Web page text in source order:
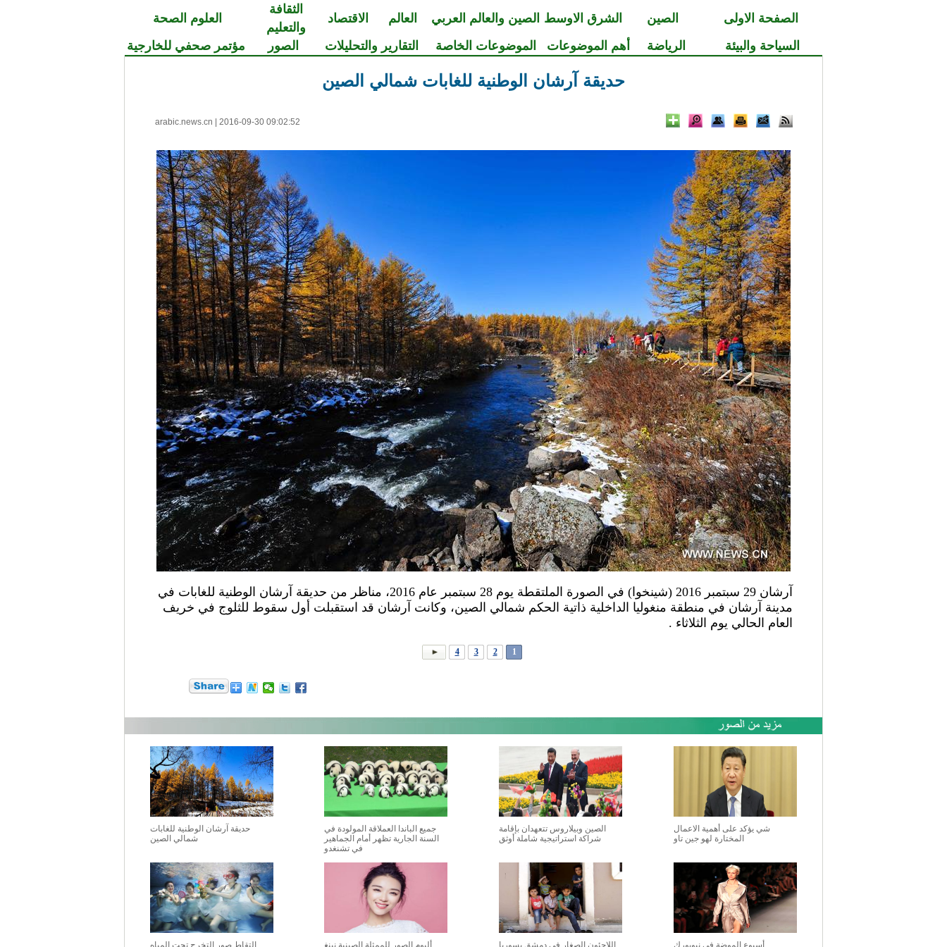
الصفحة الاولى الصين الشرق الاوسط الصين والعالم العربي العالم الاقتصاد
الثقافة
والتعليم
العلوم الصحة
السياحة والبيئة
الرياضة أهم الموضوعات الموضوعات الخاصة التقارير والتحليلات الصور مؤتمر صحفي للخارجية
حديقة آرشان الوطنية للغابات شمالي الصين
arabic.news.cn 2016-09-30 09:02:52
آرشان 29 سبتمبر 2016 (شينخوا) في الصورة الملتقطة يوم 28 سبتمبر عام 2016، مناظر من حديقة آرشان الوطنية للغابات في
مدينة آرشان في منطقة منغوليا الداخلية ذاتية الحكم شمالي الصين، وكانت آرشان قد استقبلت أول سقوط للثلوج في خريف
العام الحالي يوم الثلاثاء .
1
2
3
4
شي يؤكد على أهمية الاعمال
المختارة لهو جين تاو
الصين وبيلاروس تتعهدان بإقامة
شراكة استراتيجية شاملة أوثق
جميع الباندا العملاقة المولودة في
السنة الجارية تظهر أمام الجماهير
في تشنغدو
حديقة آرشان الوطنية للغابات
شمالي الصين
أسبوع الموضة في نيويورك اللاجئون الصغار فى دمشق بسوريا ألبوم الصور للممثلة الصينية نينغ التقاط صور التخرج تحت المياه